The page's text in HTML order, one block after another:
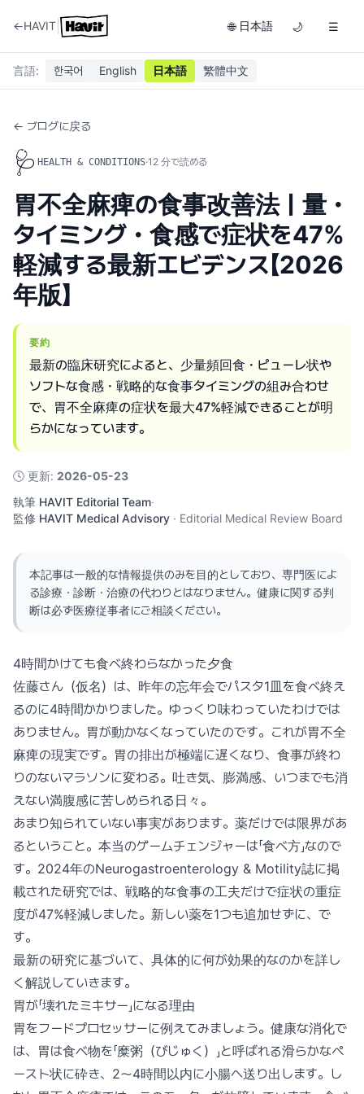
←HAVIT 🌐 日本語 🌙 ☰
言語: 한국어 English 日本語 繁體中文
← ブログに戻る
🩺 HEALTH & CONDITIONS·12 分で読める
胃不全麻痺の食事改善法｜量・
タイミング・食感で症状を47%
軽減する最新エビデンス【2026
年版】
要約
最新の臨床研究によると、少量頻回食・ピューレ状や
ソフトな食感・戦略的な食事タイミングの組み合わせ
で、胃不全麻痺の症状を最大47%軽減できることが明
らかになっています。
🕓 更新: 2026-05-23
執筆 HAVIT Editorial Team·
監修 HAVIT Medical Advisory · Editorial Medical Review Board
本記事は一般的な情報提供のみを目的としており、専門医によ
る診療・診断・治療の代わりとはなりません。健康に関する判
断は必ず医療従事者にご相談ください。
4時間かけても食べ終わらなかった夕食
佐藤さん（仮名）は、昨年の忘年会でパスタ1皿を食べ終え
るのに4時間かかりました。ゆっくり味わっていたわけでは
ありません。胃が動かなくなっていたのです。これが胃不全
麻痺の現実です。胃の排出が極端に遅くなり、食事が終わ
りのないマラソンに変わる。吐き気、膨満感、いつまでも消
えない満腹感に苦しめられる日々。
あまり知られていない事実があります。薬だけでは限界があ
るということ。本当のゲームチェンジャーは「食べ方」なので
す。2024年のNeurogastroenterology & Motility誌に掲
載された研究では、戦略的な食事の工夫だけで症状の重症
度が47%軽減しました。新しい薬を1つも追加せずに、で
す。
最新の研究に基づいて、具体的に何が効果的なのかを詳し
く解説していきます。
胃が「壊れたミキサー」になる理由
胃をフードプロセッサーに例えてみましょう。健康な消化で
は、胃は食べ物を「糜粥（びじゅく）」と呼ばれる滑らかなペ
ースト状に砕き、2〜4時間以内に小腸へ送り出します。し